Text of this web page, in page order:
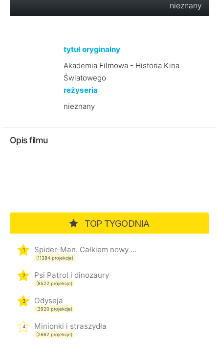
nieznany
tytuł oryginalny
Akademia Filmowa - Historia Kina
Światowego
reżyseria
nieznany
Opis filmu
TOP TYGODNIA
1 Spider-Man. Całkiem nowy dzień
(11384 projekcje)
2 Psi Patrol i dinozaury
(8522 projekcje)
3 Odyseja
(3920 projekcje)
4 Minionki i straszydła
(2662 projekcje)